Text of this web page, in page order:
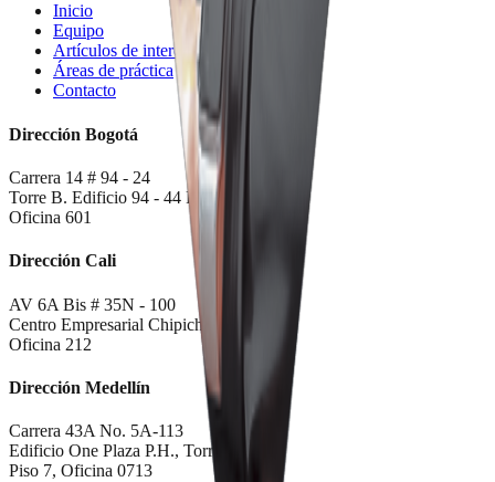
Inicio
Equipo
Artículos de interés
Áreas de práctica
Contacto
Dirección Bogotá
Carrera 14 # 94 - 24
Torre B. Edificio 94 - 44 PH
Oficina 601
Dirección Cali
AV 6A Bis # 35N - 100
Centro Empresarial Chipichape
Oficina 212
Dirección Medellín
Carrera 43A No. 5A-113
Edificio One Plaza P.H., Torre Sur
Piso 7, Oficina 0713